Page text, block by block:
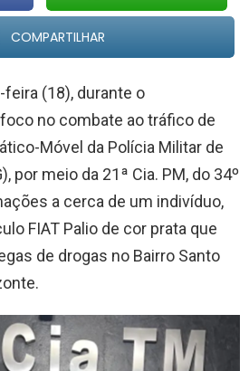
COMPARTILHAR
(18), durante o
no combate ao tráfico de
Móvel da Polícia Militar de
por meio da 21ª Cia. PM, do 34º
a cerca de um indivíduo,
FIAT Palio de cor prata que
de drogas no Bairro Santo